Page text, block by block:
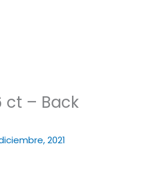
ct – Back
2021